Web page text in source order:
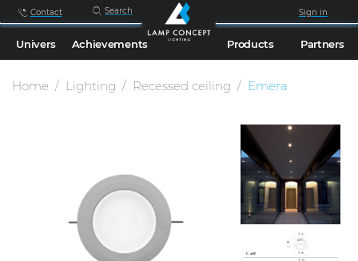
Contact Search Sign in
Univers Achievements Products Partners
Home Lighting Recessed ceiling Emera